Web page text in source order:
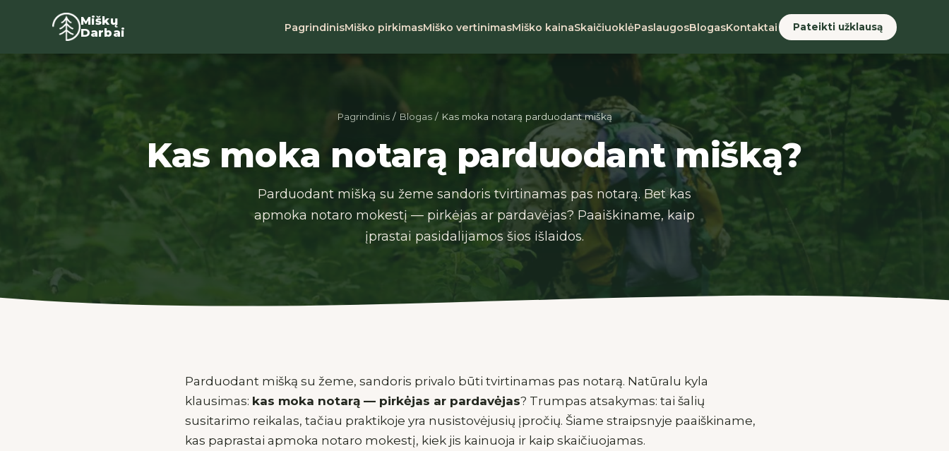
Miškų
Darbai
PagrindinisMiško pirkimasMiško vertinimasMiško kainaSkaičiuoklėPaslaugosBlogasKontaktai Pateikti užklausą
Pagrindinis / Blogas / Kas moka notarą parduodant mišką
Kas moka notarą parduodant mišką?
Parduodant mišką su žeme sandoris tvirtinamas pas notarą. Bet kas
apmoka notaro mokestį — pirkėjas ar pardavėjas? Paaiškiname, kaip
įprastai pasidalijamos šios išlaidos.
Parduodant mišką su žeme, sandoris privalo būti tvirtinamas pas notarą. Natūralu kyla
klausimas: kas moka notarą — pirkėjas ar pardavėjas? Trumpas atsakymas: tai šalių
susitarimo reikalas, tačiau praktikoje yra nusistovėjusių įpročių. Šiame straipsnyje paaiškiname,
kas paprastai apmoka notaro mokestį, kiek jis kainuoja ir kaip skaičiuojamas.